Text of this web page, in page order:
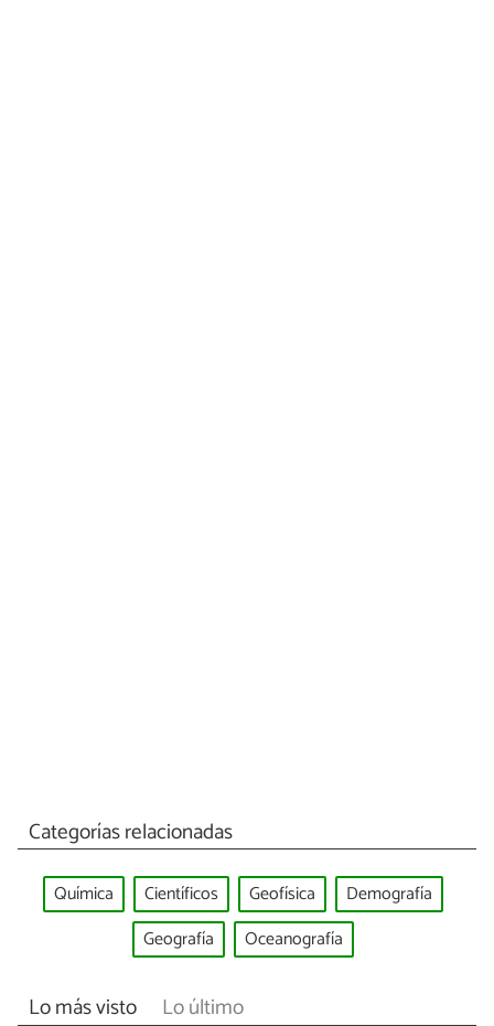
Categorías relacionadas
Química Científicos Geofísica
Demografía
Geografía
Oceanografía
Lo más visto Lo último